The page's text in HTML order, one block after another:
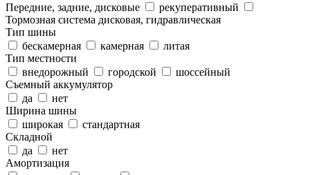
Передние, задние, дисковые
рекуперативный
Тормозная система дисковая, гидравлическая
Тип шины
бескамерная
камерная
литая
Тип местности
внедорожный
городской
шоссейный
Съемный аккумулятор
да
нет
Ширина шины
широкая
стандартная
Складной
да
нет
Амортизация